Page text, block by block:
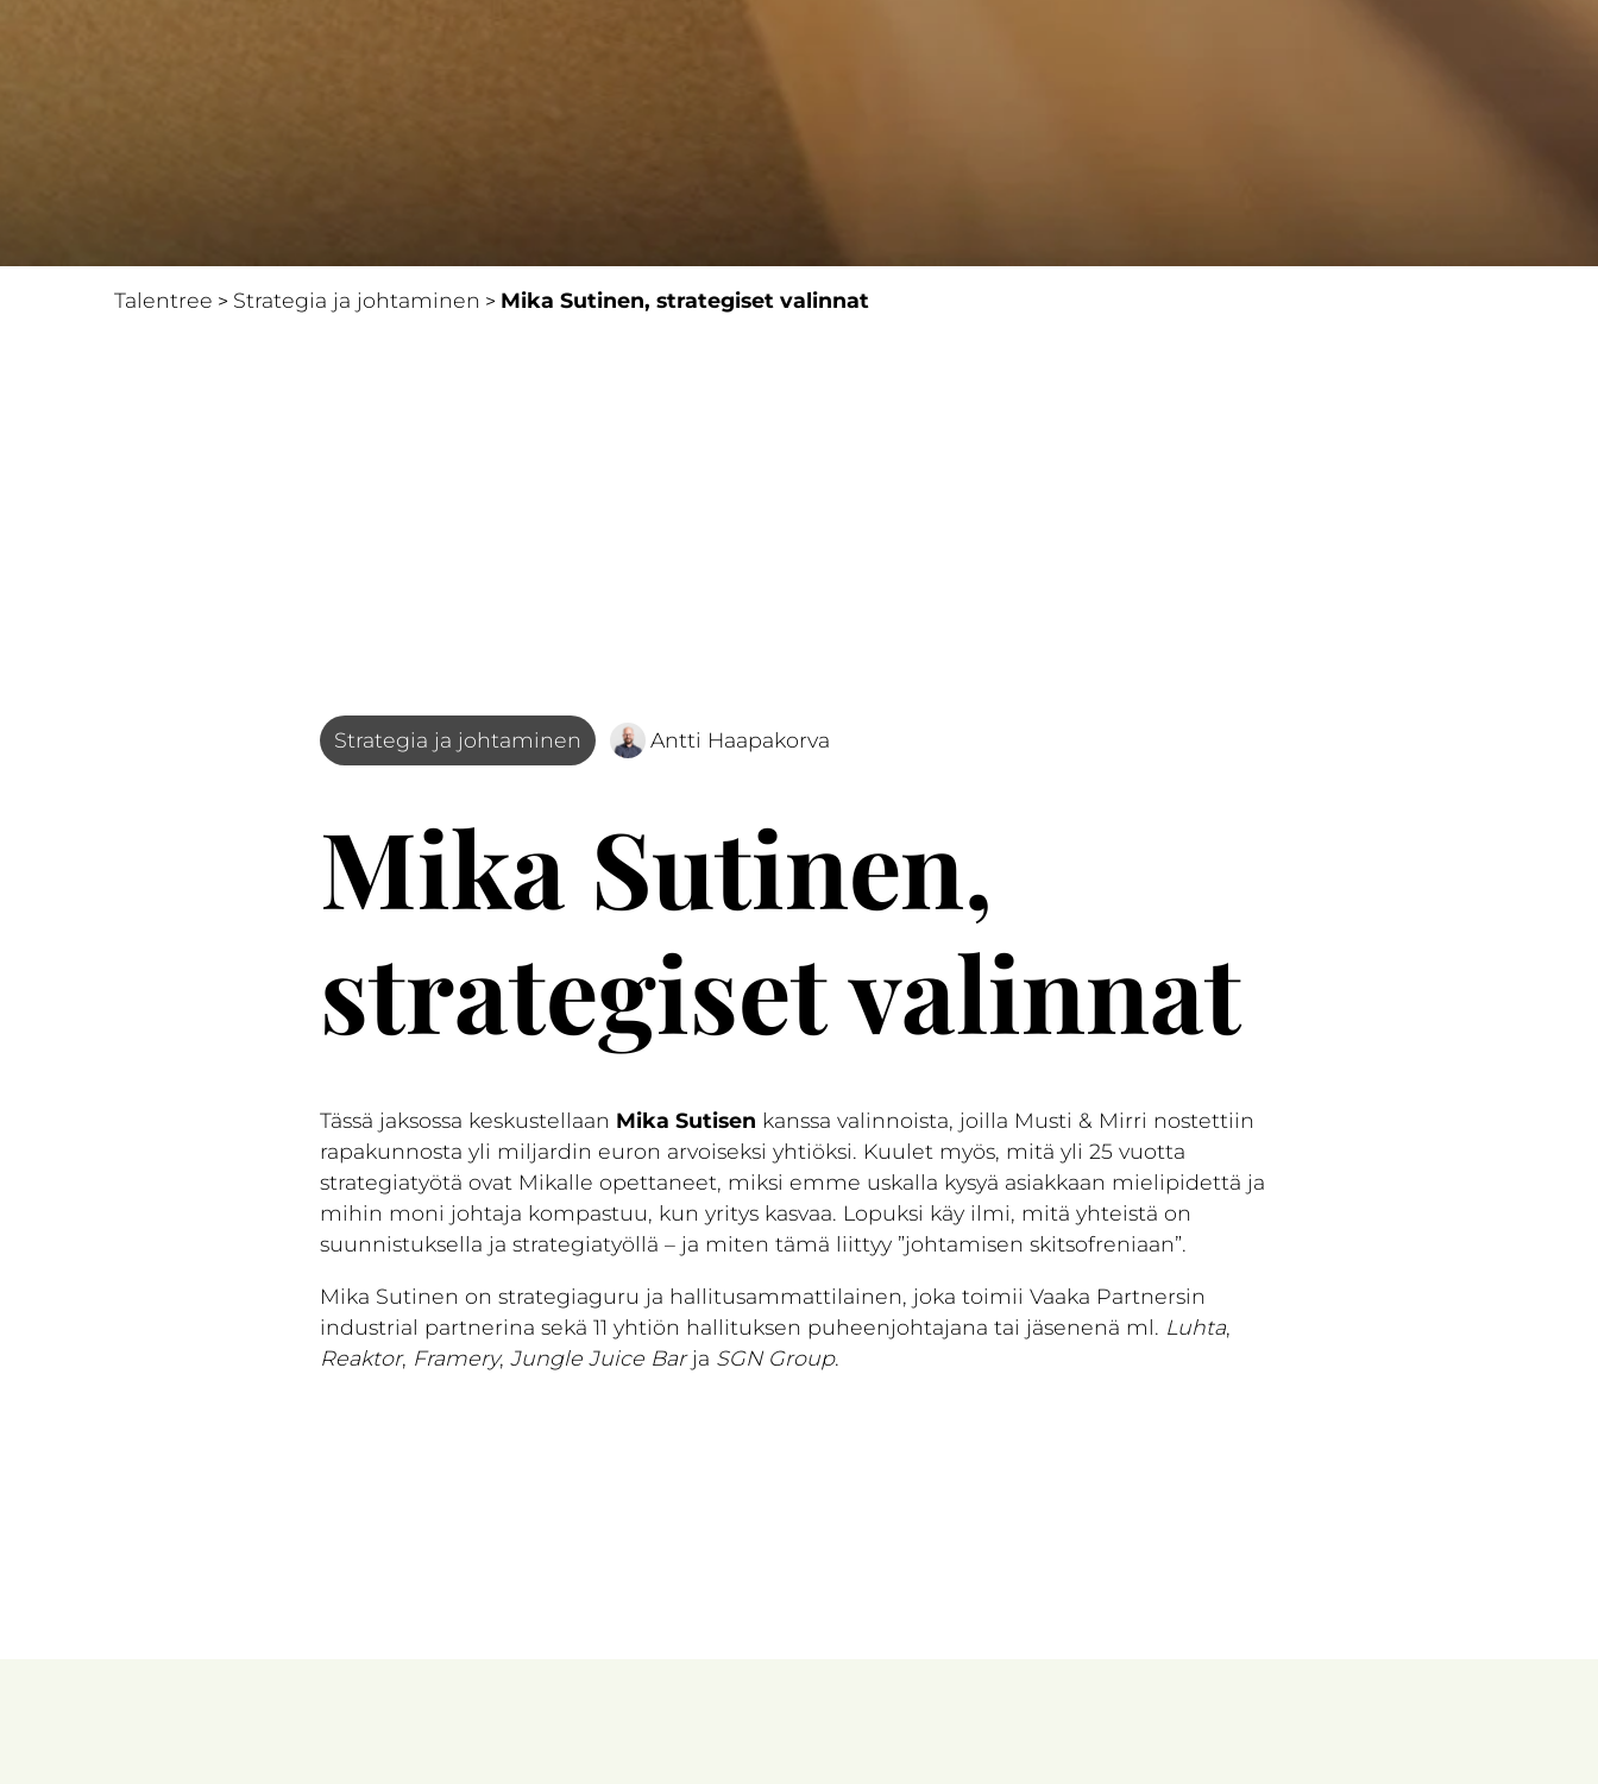
Talentree > Strategia ja johtaminen > Mika Sutinen, strategiset valinnat
Strategia ja johtaminen Antti Haapakorva
Mika Sutinen,
strategiset valinnat
Tässä jaksossa keskustellaan Mika Sutisen kanssa valinnoista, joilla Musti & Mirri nostettiin
rapakunnosta yli miljardin euron arvoiseksi yhtiöksi. Kuulet myös, mitä yli 25 vuotta
strategiatyötä ovat Mikalle opettaneet, miksi emme uskalla kysyä asiakkaan mielipidettä ja
mihin moni johtaja kompastuu, kun yritys kasvaa. Lopuksi käy ilmi, mitä yhteistä on
suunnistuksella ja strategiatyöllä – ja miten tämä liittyy ”johtamisen skitsofreniaan”.
Mika Sutinen on strategiaguru ja hallitusammattilainen, joka toimii Vaaka Partnersin
industrial partnerina sekä 11 yhtiön hallituksen puheenjohtajana tai jäsenenä ml. Luhta,
Reaktor, Framery, Jungle Juice Barja SGN Group.